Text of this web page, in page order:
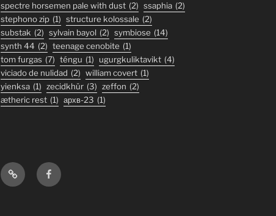
spectre horsemen pale with dust (2) ssaphia (2)
stephono zip (1) structure kolossale (2)
substak (2) sylvain bayol (2) symbiose (14)
synth 44 (2) teenage cenobite (1)
tom furgas (7) téngu (1) ugurgkuliktavikt (4)
viciado de nulidad (2) william covert (1)
yienksa (1) zecidkhür (3) zeffon (2)
ætheric rest (1) архв-23 (1)
BandcampFacebook